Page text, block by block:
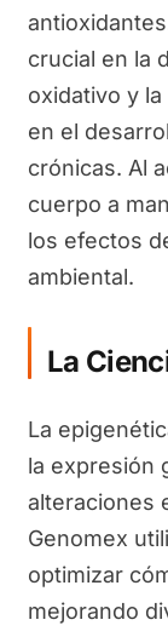
crucial en la
oxidativo y
en el
crónicas. Al
cuerpo a
los efectos
ambiental.
La
La
la expresión
alteraciones
Genomex
optimizar
mejorando